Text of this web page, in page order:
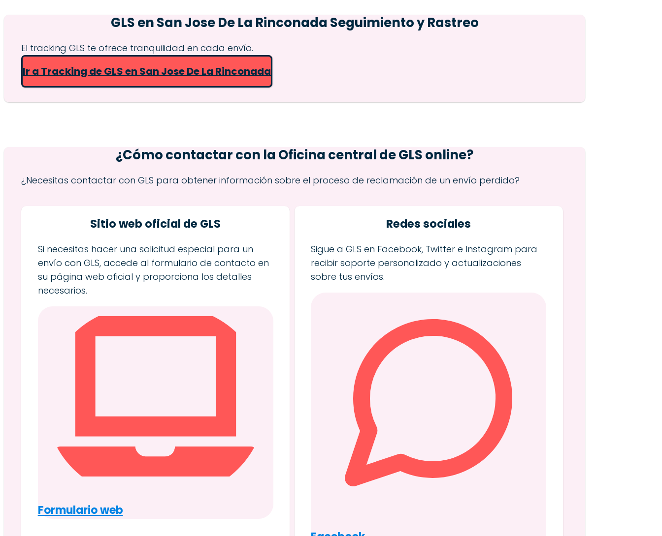
GLS enSan Jose De La Rinconada Seguimiento y Rastreo
El tracking GLS te ofrece tranquilidad en cada envío.
Ir a Tracking de GLS en San Jose De La Rinconada
¿Cómo contactar con la Oficina central de GLS online?
¿Necesitas contactar con GLS para obtener información sobre el proceso de reclamación de un envío perdido?
Sitio web oficial de GLS
Si necesitas hacer una solicitud especial para un
envío con GLS, accede al formulario de contacto en
su página web oficial y proporciona los detalles
necesarios.
Formulario web
Redes sociales
Sigue a GLS en Facebook, Twitter e Instagram para
recibir soporte personalizado y actualizaciones
sobre tus envíos.